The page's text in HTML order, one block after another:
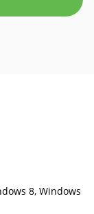
8, Windows